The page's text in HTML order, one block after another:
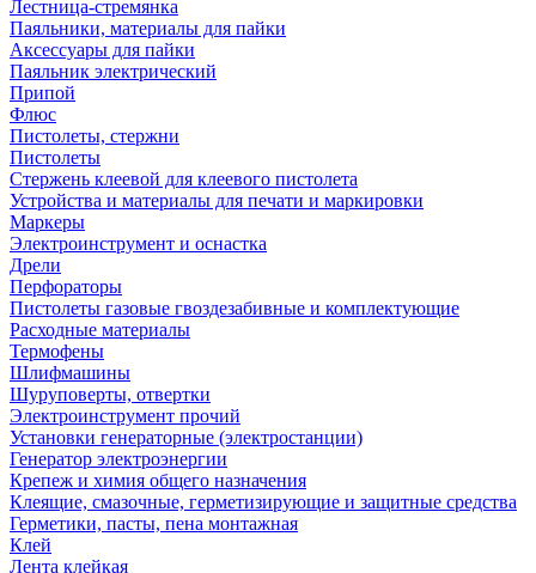
Лестница-стремянка
Паяльники, материалы для пайки
Аксессуары для пайки
Паяльник электрический
Припой
Флюс
Пистолеты, стержни
Пистолеты
Стержень клеевой для клеевого пистолета
Устройства и материалы для печати и маркировки
Маркеры
Электроинструмент и оснастка
Дрели
Перфораторы
Пистолеты газовые гвоздезабивные и комплектующие
Расходные материалы
Термофены
Шлифмашины
Шуруповерты, отвертки
Электроинструмент прочий
Установки генераторные (электростанции)
Генератор электроэнергии
Крепеж и химия общего назначения
Клеящие, смазочные, герметизирующие и защитные средства
Герметики, пасты, пена монтажная
Клей
Лента клейкая